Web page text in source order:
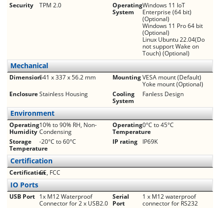
Security TPM 2.0
Operating
System
Windows 11 IoT
Enterprise (64 bit)
(Optional)
Windows 11 Pro 64 bit
(Optional)
Linux Ubuntu 22.04(Do
not support Wake on
Touch) (Optional)
Mechanical
Dimension541 x 337 x 56.2 mm MountingVESA mount (Default)
Yoke mount (Optional)
EnclosureStainless Housing
Cooling
System
Fanless Design
Environment
Operating
Humidity
10% to 90% RH, Non-
Condensing
Operating
Temperature
0°C to 45°C
Storage
Temperature
-20°C to 60°C IP rating IP69K
Certification
CertificationCE, FCC
IO Ports
USB Port 1x M12 Waterproof
Connector for 2 x USB2.0
Serial
Port
1 x M12 waterproof
connector for RS232